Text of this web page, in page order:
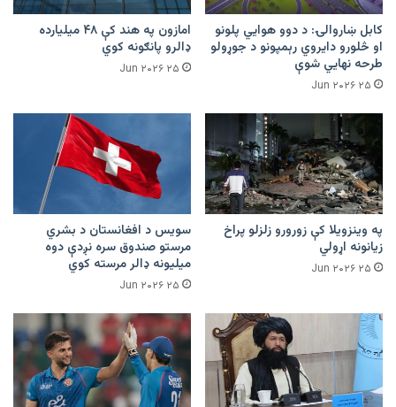
کابل ښاروالۍ: د دوو هوايي پلونو
او څلورو دایروي رېمپونو د جوړولو
طرحه نهایي شوې
۲۵ Jun ۲۰۲۶
امازون په هند کې ۴۸ میلیارده
ډالرو پانګونه کوي
۲۵ Jun ۲۰۲۶
په وینزویلا کې زورورو زلزلو پراخ
زیانونه اړولي
۲۵ Jun ۲۰۲۶
سویس د افغانستان د بشري
مرستو صندوق سره نږدې دوه
میلیونه ډالر مرسته کوي
۲۵ Jun ۲۰۲۶